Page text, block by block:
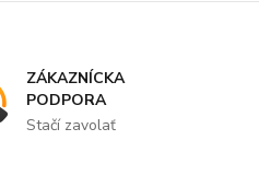
ZÁKAZNÍCKA
PODPORA
Stačí zavolať